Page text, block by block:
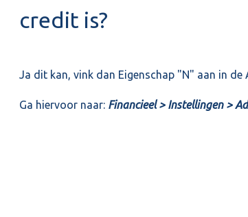
credit is?
Ja dit kan, vink dan Eigenschap "N" aan in
Ga hiervoor naar: Financieel > Instellingen >